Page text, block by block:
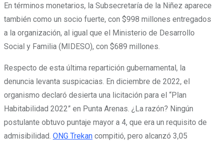
En términos monetarios, la Subsecretaría de la Niñez aparece
también como un socio fuerte, con $998 millones entregados
a la organización, al igual que el Ministerio de Desarrollo
Social y Familia (MIDESO), con $689 millones.
Respecto de esta última repartición gubernamental, la
denuncia levanta suspicacias. En diciembre de 2022, el
organismo declaró desierta una licitación para el “Plan
Habitabilidad 2022” en Punta Arenas. ¿La razón? Ningún
postulante obtuvo puntaje mayor a 4, que era un requisito de
admisibilidad. ONG Trekan compitió, pero alcanzó 3,05